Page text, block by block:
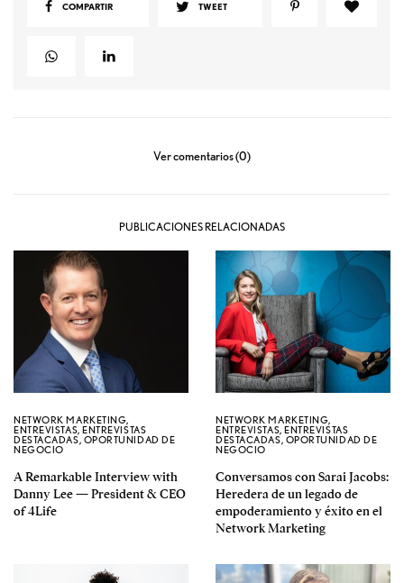
COMPARTIR TWEET
Ver comentarios (0)
PUBLICACIONES RELACIONADAS
NETWORK MARKETING,
ENTREVISTAS,ENTREVISTAS
DESTACADAS, OPORTUNIDAD DE
NEGOCIO
A Remarkable Interview with
Danny Lee — President & CEO
of 4Life
NETWORK MARKETING,
ENTREVISTAS,ENTREVISTAS
DESTACADAS, OPORTUNIDAD DE
NEGOCIO
Conversamos con Sarai Jacobs:
Heredera de un legado de
empoderamiento y éxito en el
Network Marketing